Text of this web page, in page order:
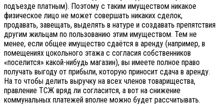
подъезде платным). Поэтому с таким имуществом никакое
физическое лицо не может совершать никаких сделок,
продавать, завещать, выделять в натуре и создавать препятствия
другим жильцам по пользованию этим имуществом. Тем не
менее, если общее имущество сдаётся в аренду (например, в
помещениях цокольного этажа с согласия собственников
«поселится» какой-нибудь магазин), вы имеете полное право
получать выгоду от прибыли, которую приносит сдача в аренду.
На то чтобы делить выручку на всех членов товарищества,
правление ТСЖ вряд ли согласится, а вот на снижение
коммунальных платежей вполне можно будет рассчитывать.